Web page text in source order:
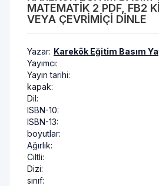
MATEMATIK 2 PDF, FB2
VEYA ÇEVRIMIÇI DINLE
Yazar: Karekök Eğitim Basım
Yayımcı:
Yayın tarihi:
kapak:
Dil:
ISBN-10:
ISBN-13:
boyutlar:
Ağırlık:
Ciltli:
Dizi:
sınıf: